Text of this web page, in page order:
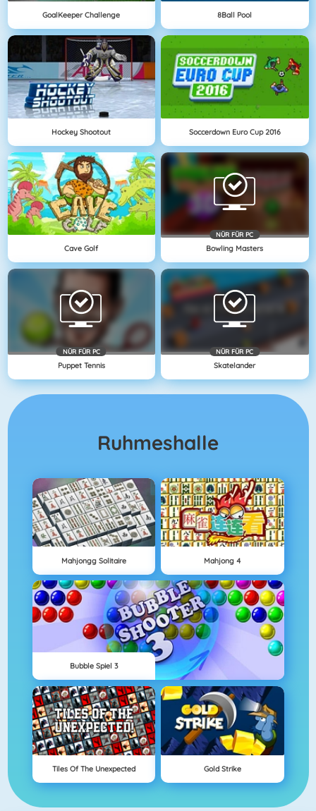
GoalKeeper Challenge 8Ball Pool
Hockey Shootout Soccerdown Euro Cup 2016
Cave Golf
NÜR FÜR PC
Bowling Masters
NÜR FÜR PC
Puppet Tennis
NÜR FÜR PC
Skatelander
Ruhmeshalle
Mahjongg Solitaire Mahjong 4
Bubble Spiel 3
Tiles Of The Unexpected Gold Strike